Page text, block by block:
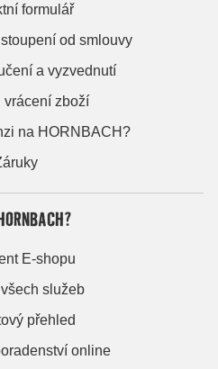
formulář
od smlouvy
a vyzvednutí
vrácení zboží
na HORNBACH?
E-shopu
služeb
přehled
online